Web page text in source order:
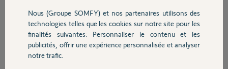
Sécurité
Domotique
aux pings sur l'adresse IP et sur alarmesomfy.home, les ports 80 et
443 sont bien ouverts. j'ai un message d'erreur : le délai d'attente est
dépassé.
Merci,
Nous (Groupe SOMFY) et nos partenaires utilisons des
technologies telles que les cookies sur notre site pour les
finalités suivantes: Personnaliser le contenu et les
publicités, offrir une expérience personnalisée et analyser
notre trafic.